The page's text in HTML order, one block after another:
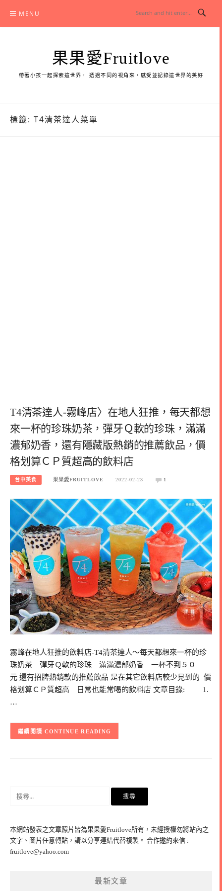
content
MENU
果果愛Fruitlove
帶著小孩一起探索這世界， 透過不同的視角來，感受並記錄這世界的美好
標籤: T4清茶達人菜單
T4清茶達人-霧峰店〉在地人狂推，每天都想
來一杯的珍珠奶茶，彈牙Ｑ軟的珍珠，滿滿
濃郁奶香，還有隱藏版熱銷的推薦飲品，價
格划算ＣＰ質超高的飲料店
台中美食 果果愛FRUITLOVE 2022-02-23 1
霧峰在地人狂推的飲料店-T4清茶達人～每天都想來一杯的珍
珠奶茶 彈牙Ｑ軟的珍珠 滿滿濃郁奶香 一杯不到５０
元 還有招牌熱銷款的推薦飲品 是在其它飲料店較少見到的 價
格划算ＣＰ質超高 日常也能常喝的飲料店 文章目錄: 1.
…
CONTINUE READING
鍵
字:
本網站發表之文章照片皆為果果愛Fruitlove所有，未經授權勿將站內之
文字、圖片任意轉貼，請以分享連結代替複製。 合作邀約來信 :
fruitlove@yahoo.com
最新文章